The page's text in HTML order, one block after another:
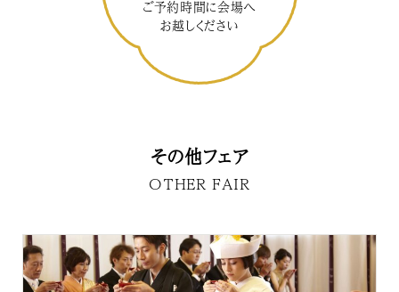
ご予約時間に会場へ
お越しください
その他フェア
OTHER FAIR